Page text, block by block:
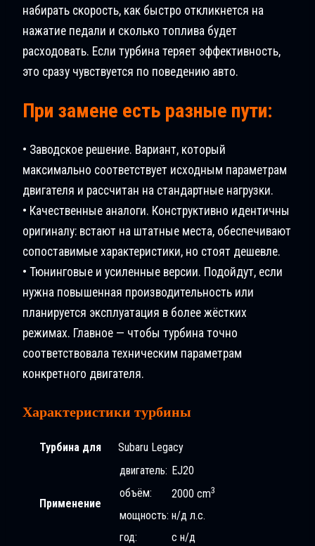
набирать скорость, как быстро откликнется на
нажатие педали и сколько топлива будет
расходовать. Если турбина теряет эффективность,
это сразу чувствуется по поведению авто.
При замене есть разные пути:
• Заводское решение. Вариант, который
максимально соответствует исходным параметрам
двигателя и рассчитан на стандартные нагрузки.
• Качественные аналоги. Конструктивно идентичны
оригиналу: встают на штатные места, обеспечивают
сопоставимые характеристики, но стоят дешевле.
• Тюнинговые и усиленные версии. Подойдут, если
нужна повышенная производительность или
планируется эксплуатация в более жёстких
режимах. Главное — чтобы турбина точно
соответствовала техническим параметрам
конкретного двигателя.
Характеристики турбины
Турбина для Subaru Legacy
Применение
двигатель: EJ20
объём:
2000 cm3
мощность: н/д л.с.
год:
с н/д